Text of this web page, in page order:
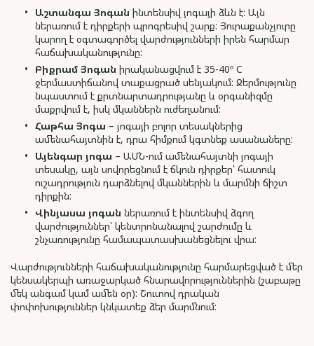
Աշտանգա Յոգան ինտենսիվ յոգայի ձևն է: Այն
ներառում է դիրքերի պրոգրեսիվ շարք: Յուրաքանչյուրը
կարող է օգտագործել վարժությունների իրեն հարմար
հաճախականությունը:
Բիքրամ Յոգան իրականացվում է 35-40º C
ջերմաստիճանով տաքացրած սենյակում: Ջերմությունը
նպաստում է քրտնարտադրությանը և օրգանիզմը
մաքրվում է, իսկ մկաններն ուժեղանում:
Հաթհա Յոգա – յոգայի բոլոր տեսակներից
ամենահայտնին է, դրա հիմքում կգտնեք ասանաները:
Այենգար յոգա – ԱՄՆ-ում ամենահայտնի յոգայի
տեսակը, այն սովորեցնում է ճկուն դիրքեր՝ հատուկ
ուշադրություն դարձնելով մկաններին և մարմնի ճիշտ
դիրքին:
Վինյասա յոգան ներառում է ինտենսիվ ձգող
վարժություններ՝ կենտրոնանալով շարժումը և
շնչառությունը համապատասխանեցնելու վրա:
Վարժությունների հաճախականությունը հարմարեցված է մեր
կենսակերպի առաջարկած հնարավորություններին (շաբաթը
մեկ անգամ կամ ամեն օր): Շուտով դրական
փոփոխություններ կնկատեք ձեր մարմնում: